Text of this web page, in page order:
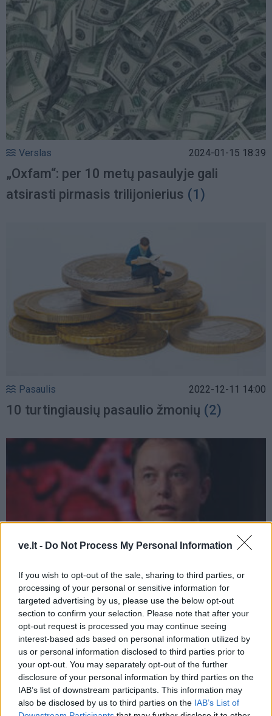
ve.lt - Do Not Process My Personal Information
If you wish to opt-out of the sale, sharing to third parties, or
processing of your personal or sensitive information for
targeted advertising by us, please use the below opt-out
section to confirm your selection. Please note that after your
opt-out request is processed you may continue seeing
interest-based ads based on personal information utilized by
us or personal information disclosed to third parties prior to
your opt-out. You may separately opt-out of the further
disclosure of your personal information by third parties on the
IAB’s list of downstream participants. This information may
also be disclosed by us to third parties on the IAB’s List of
Verslas 2024-01-15 18:39
„Oxfam“: per 10 metų pasaulyje gali
atsirasti pirmasis trilijonierius (1)
Pasaulis 2022-12-11 14:00
10 turtingiausių pasaulio žmonių (2)
Verslas 2022-12-07 22:53
Elonas Muskas trumpam iškrito iš
pirmosios vietos „Forbes“ milijardierių
sąraše